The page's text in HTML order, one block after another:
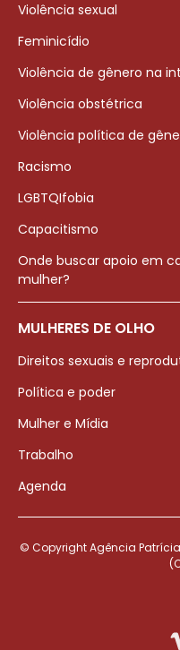
Violência sexual
Feminicídio
Violência de gênero na
Violência obstétrica
Violência política de
Racismo
LGBTQIfobia
Capacitismo
Onde buscar apoio em
mulher?
MULHERES DE OLHO
Direitos sexuais e
Política e poder
Mulher e Mídia
Trabalho
Agenda
© Copyright Agência